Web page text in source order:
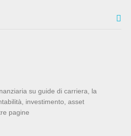
su guide di carriera, la
investimento, asset
pagine